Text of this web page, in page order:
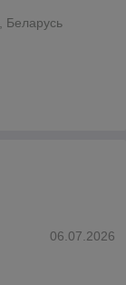
Беларусь
06.07.2026